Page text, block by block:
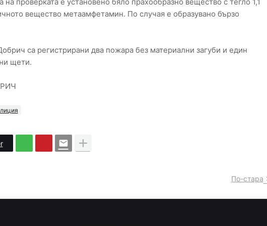
вещество метаамфетамин. По случая е образувано бързо
са регистрирани два пожара без материални загуби и един
щети.
По-стара